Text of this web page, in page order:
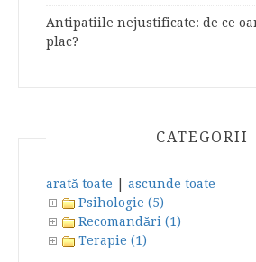
Antipatiile nejustificate: de ce
plac?
CATEGORII
arată toate
ascunde toate
Psihologie (5)
Recomandări (1)
Terapie (1)